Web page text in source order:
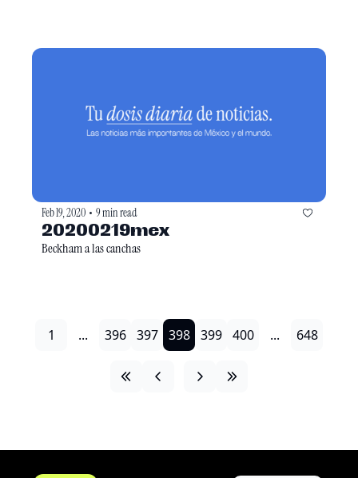
Feb 19, 2020 • 9 min read
20200219mex
Beckham a las canchas
1 ... 396 397 398 399 400 ... 648